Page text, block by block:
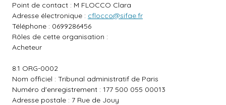
Point de contact : M FLOCCO Clara
Adresse électronique : cflocco@sifae.fr
Téléphone : 0699286456
Rôles de cette organisation :
Acheteur
8.1 ORG-0002
Nom officiel : Tribunal administratif de Paris
Numéro d'enregistrement : 177 500 055 00013
Adresse postale : 7 Rue de Jouy